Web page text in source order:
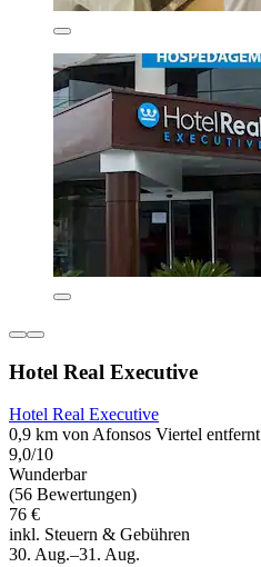
Hotel Real Executive
Hotel Real Executive
0,9 km von Afonsos Viertel entfernt
9,0/10
Wunderbar
(56 Bewertungen)
76 €
inkl. Steuern & Gebühren
30. Aug.–31. Aug.